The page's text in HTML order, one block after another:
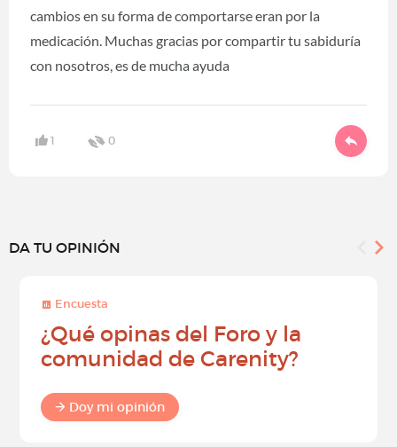
cambios en su forma de comportarse eran por la
medicación. Muchas gracias por compartir tu sabiduría
con nosotros, es de mucha ayuda
1 0
DA TU OPINIÓN
Encuesta
¿Qué opinas del Foro y la
comunidad de Carenity?
Doy mi opinión